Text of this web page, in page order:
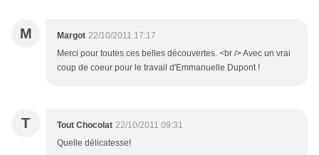
M Margot 22/10/2011 17:17
Merci pour toutes ces belles découvertes. <br /> Avec un vrai
coup de coeur pour le travail d'Emmanuelle Dupont !
T Tout Chocolat 22/10/2011 09:31
Quelle délicatesse!